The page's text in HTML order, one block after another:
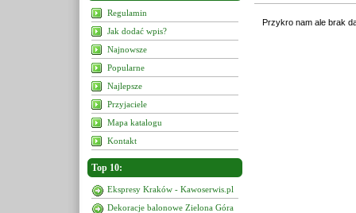
Regulamin
Jak dodać wpis?
Najnowsze
Popularne
Najlepsze
Przyjaciele
Mapa katalogu
Kontakt
Top 10:
Ekspresy Kraków - Kawoserwis.pl
Dekoracje balonowe Zielona Góra
Przykro nam ale brak